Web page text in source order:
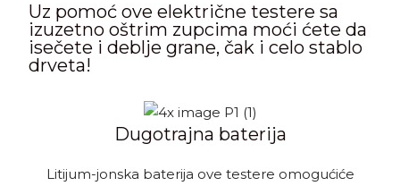
Uz pomoć ove električne testere sa
izuzetno oštrim zupcima moći ćete da
isečete i deblje grane, čak i celo stablo
drveta!
Dugotrajna baterija
Litijum-jonska baterija ove testere omogućiće